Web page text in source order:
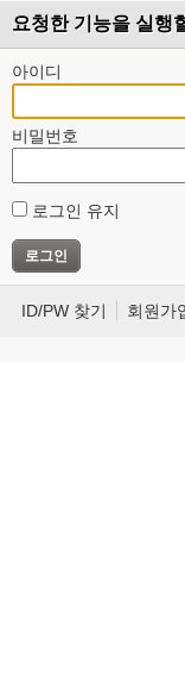
요청한 기능을 실행
아이디
비밀번호
로그인 유지
ID/PW 찾기 회원가